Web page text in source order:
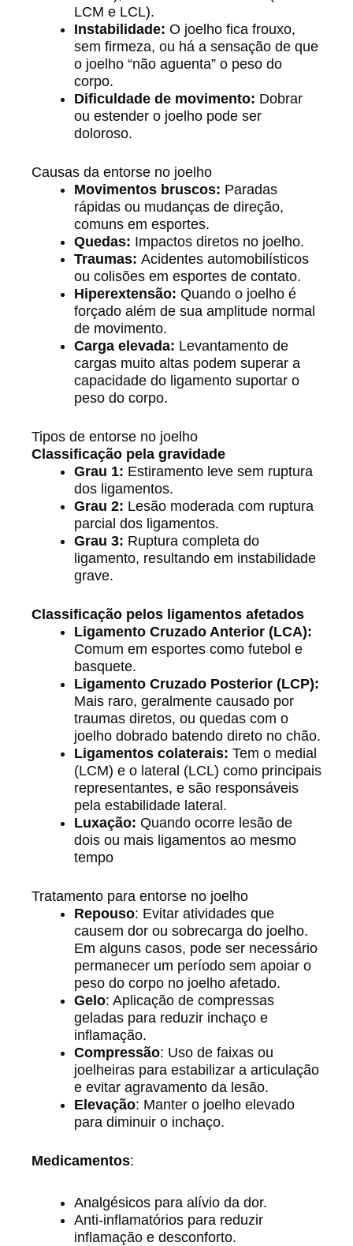
LCM e LCL).
Instabilidade: O joelho fica frouxo,
sem firmeza, ou há a sensação de que
o joelho “não aguenta” o peso do
corpo.
Dificuldade de movimento: Dobrar
ou estender o joelho pode ser
doloroso.
Causas da entorse no joelho
Movimentos bruscos: Paradas
rápidas ou mudanças de direção,
comuns em esportes.
Quedas: Impactos diretos no joelho.
Traumas: Acidentes automobilísticos
ou colisões em esportes de contato.
Hiperextensão: Quando o joelho é
forçado além de sua amplitude normal
de movimento.
Carga elevada: Levantamento de
cargas muito altas podem superar a
capacidade do ligamento suportar o
peso do corpo.
Tipos de entorse no joelho
Classificação pela gravidade
Grau 1: Estiramento leve sem ruptura
dos ligamentos.
Grau 2: Lesão moderada com ruptura
parcial dos ligamentos.
Grau 3: Ruptura completa do
ligamento, resultando em instabilidade
grave.
Classificação pelos ligamentos afetados
Ligamento Cruzado Anterior (LCA):
Comum em esportes como futebol e
basquete.
Ligamento Cruzado Posterior (LCP):
Mais raro, geralmente causado por
traumas diretos, ou quedas com o
joelho dobrado batendo direto no chão.
Ligamentos colaterais: Tem o medial
(LCM) e o lateral (LCL) como principais
representantes, e são responsáveis
pela estabilidade lateral.
Luxação: Quando ocorre lesão de
dois ou mais ligamentos ao mesmo
tempo
Tratamento para entorse no joelho
Repouso: Evitar atividades que
causem dor ou sobrecarga do joelho.
Em alguns casos, pode ser necessário
permanecer um período sem apoiar o
peso do corpo no joelho afetado.
Gelo: Aplicação de compressas
geladas para reduzir inchaço e
inflamação.
Compressão: Uso de faixas ou
joelheiras para estabilizar a articulação
e evitar agravamento da lesão.
Elevação: Manter o joelho elevado
para diminuir o inchaço.
Medicamentos:
Analgésicos para alívio da dor.
Anti-inflamatórios para reduzir
inflamação e desconforto.